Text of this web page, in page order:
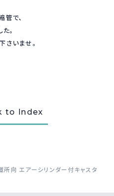
で、
。
さいませ。
to Index
向 エアーシリンダー付キャスタ